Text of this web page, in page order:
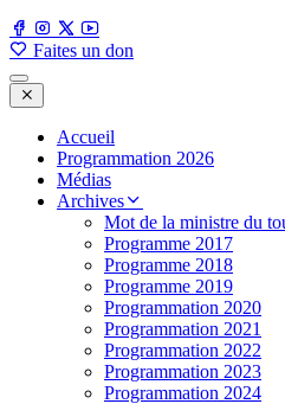
Faites un don
Accueil
Programmation 2026
Médias
Archives
Mot de la ministre du
Programme 2017
Programme 2018
Programme 2019
Programmation 2020
Programmation 2021
Programmation 2022
Programmation 2023
Programmation 2024